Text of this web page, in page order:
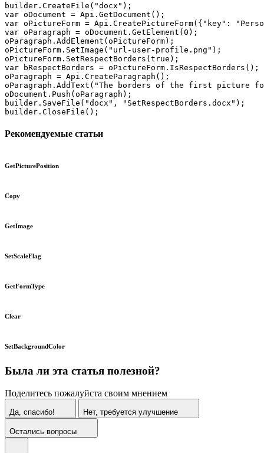
builder.CreateFile("docx");
var oDocument = Api.GetDocument();
var oPictureForm = Api.CreatePictureForm({"key":
var oParagraph = oDocument.GetElement(0);
oParagraph.AddElement(oPictureForm);
oPictureForm.SetImage("url-user-profile.png");
oPictureForm.SetRespectBorders(true);
var bRespectBorders = oPictureForm.IsRespectBorders();
oParagraph = Api.CreateParagraph();
oParagraph.AddText("The borders of the first picture
oDocument.Push(oParagraph);
builder.SaveFile("docx", "SetRespectBorders.docx");
builder.CloseFile();
Рекомендуемые статьи
GetPicturePosition
Copy
GetImage
SetScaleFlag
GetFormType
Clear
SetBackgroundColor
Была ли эта статья полезной?
Поделитесь пожалуйста своим мнением
Да, спасибо! Нет, требуется улучшение
Остались вопросы